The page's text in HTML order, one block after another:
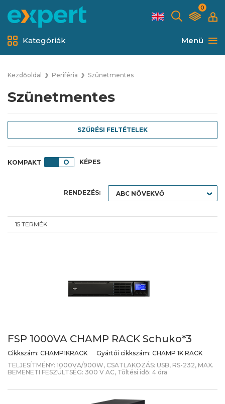
0
Menü
Kategóriák
Kezdőoldal Periféria Szünetmentes
Szünetmentes
SZŰRÉSI FELTÉTELEK
KÉPES
RENDEZÉS:
15 TERMÉK
FSP 1000VA CHAMP RACK Schuko*3
Cikkszám: CHAMP1KRACK Gyártói cikkszám: CHAMP 1K RACK
TELJESÍTMÉNY: 1000VA/900W, CSATLAKOZÁS: USB, RS-232, MAX.
BEMENETI FESZÜLTSÉG: 300 V AC, Töltési idő: 4 óra